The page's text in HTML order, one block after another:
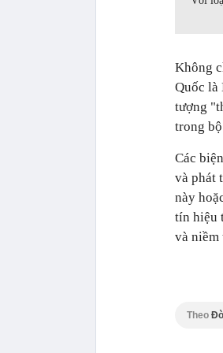
Không
Quốc là
tượng
trong
Các
và phát
này
tín hiệu
và niềm
Theo